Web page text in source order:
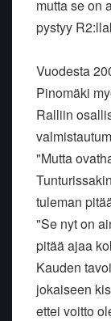
mutta se on
pystyy
Vuodesta
Pinomäki
Ralliin
"Mutta
tuleman
"Se nyt on
pitää ajaa
Kauden
jokaiseen
ettei voitto